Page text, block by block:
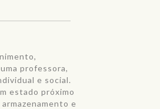
professora,
e social.
estado próximo
e